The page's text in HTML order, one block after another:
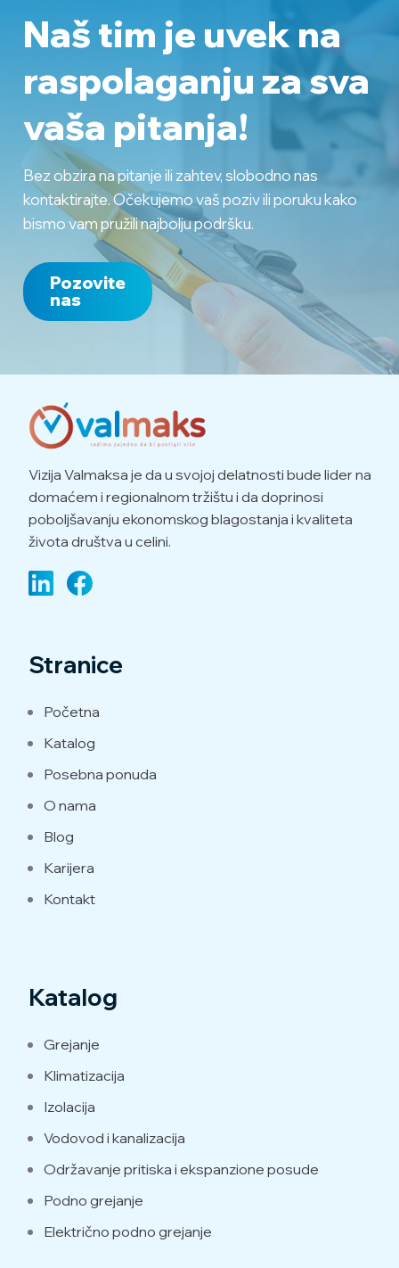
Naš tim je uvek na
raspolaganju za sva
vaša pitanja!
Bez obzira na pitanje ili zahtev, slobodno nas
kontaktirajte. Očekujemo vaš poziv ili poruku kako
bismo vam pružili najbolju podršku.
Pozovite
nas
Vizija Valmaksa je da u svojoj delatnosti bude lider na
domaćem i regionalnom tržištu i da doprinosi
poboljšavanju ekonomskog blagostanja i kvaliteta
života društva u celini.
Stranice
Početna
Katalog
Posebna ponuda
O nama
Blog
Karijera
Kontakt
Katalog
Grejanje
Klimatizacija
Izolacija
Vodovod i kanalizacija
Održavanje pritiska i ekspanzione posude
Podno grejanje
Električno podno grejanje